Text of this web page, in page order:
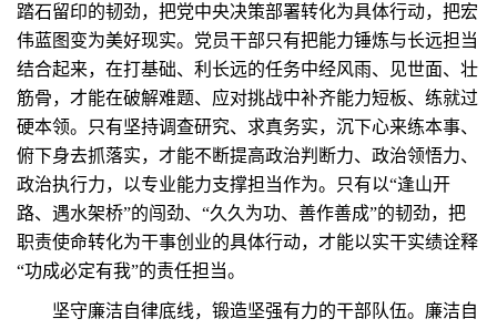
踏石留印的韧劲，把党中央决策部署转化为具体行动，把宏
伟蓝图变为美好现实。党员干部只有把能力锤炼与长远担当
结合起来，在打基础、利长远的任务中经风雨、见世面、壮
筋骨，才能在破解难题、应对挑战中补齐能力短板、练就过
硬本领。只有坚持调查研究、求真务实，沉下心来练本事、
俯下身去抓落实，才能不断提高政治判断力、政治领悟力、
政治执行力，以专业能力支撑担当作为。只有以“逢山开
路、遇水架桥”的闯劲、“久久为功、善作善成”的韧劲，把
职责使命转化为干事创业的具体行动，才能以实干实绩诠释
“功成必定有我”的责任担当。
坚守廉洁自律底线，锻造坚强有力的干部队伍。廉洁自